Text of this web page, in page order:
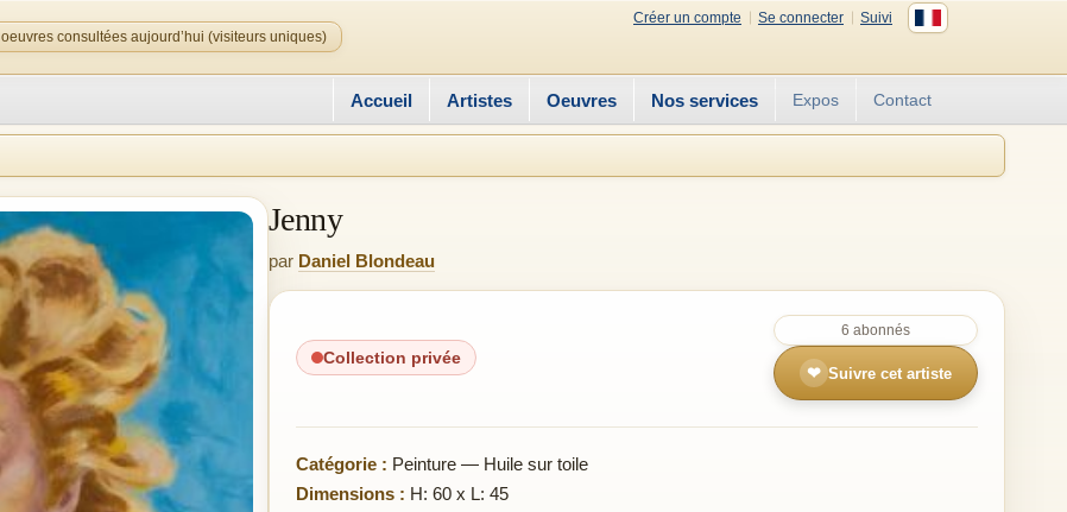
Créer un compte Se connecter
Suivi
oeuvres consultées aujourd’hui (visiteurs uniques)
Accueil Artistes Oeuvres Nos services Expos Contact
Jenny
par Daniel Blondeau
Collection privée
6 abonnés
❤ Suivre cet artiste
Catégorie : Peinture — Huile sur toile
Dimensions : H: 60 x L: 45